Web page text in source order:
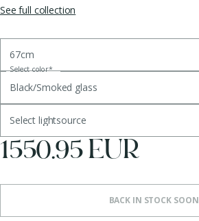
See full collection
67cm
Select color*
Black/Smoked glass
Select lightsource
1550.95 EUR
BACK IN STOCK SOON